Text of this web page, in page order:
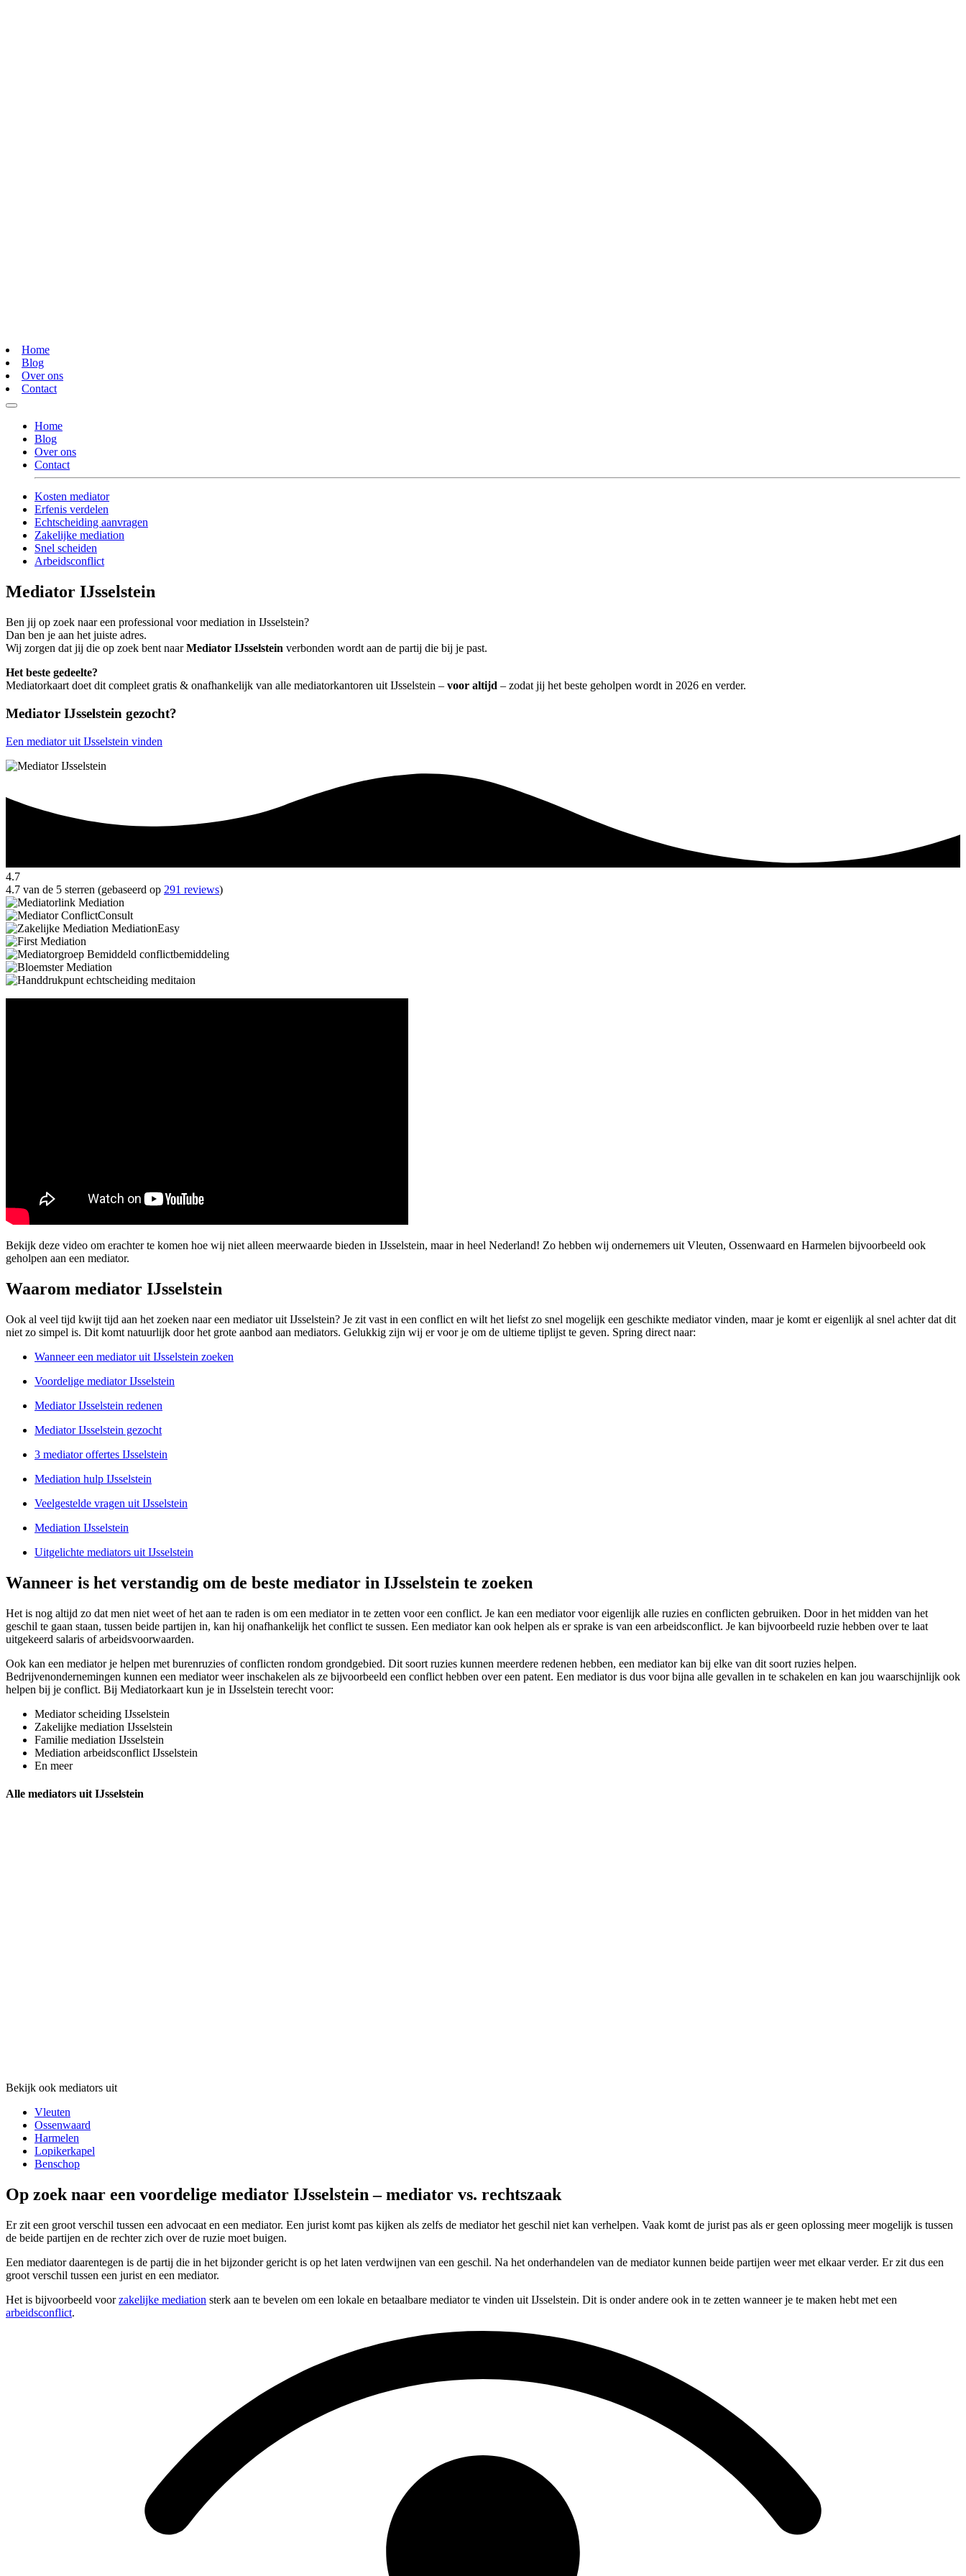
Home
Blog
Over ons
Contact
Home
Blog
Over ons
Contact
Kosten mediator
Erfenis verdelen
Echtscheiding aanvragen
Zakelijke mediation
Snel scheiden
Arbeidsconflict
Mediator IJsselstein
Ben jij op zoek naar een professional voor mediation in IJsselstein?
Dan ben je aan het juiste adres.
Wij zorgen dat jij die op zoek bent naarMediator IJsselstein verbonden wordt aan de partij die bij je past.
Het beste gedeelte?
Mediatorkaart doet dit compleet gratis & onafhankelijk van alle mediatorkantoren uit IJsselstein – voor altijd – zodat jij het beste geholpen wordt in 2026 en verder.
Mediator IJsselstein gezocht?
Een mediator uit IJsselstein vinden
4.7
4.7 van de 5 sterren (gebaseerd op 291 reviews)
Bekijk deze video om erachter te komen hoe wij niet alleen meerwaarde bieden in IJsselstein, maar in heel Nederland! Zo hebben wij ondernemers uit Vleuten, Ossenwaard en Harmelen bijvoorbeeld ook
geholpen aan een mediator.
Waarom mediator IJsselstein
Ook al veel tijd kwijt tijd aan het zoeken naar een mediator uit IJsselstein? Je zit vast in een conflict en wilt het liefst zo snel mogelijk een geschikte mediator vinden, maar je komt er eigenlijk al snel achter dat dit
niet zo simpel is. Dit komt natuurlijk door het grote aanbod aan mediators. Gelukkig zijn wij er voor je om de ultieme tiplijst te geven. Spring direct naar:
Wanneer een mediator uit IJsselstein zoeken
Voordelige mediator IJsselstein
Mediator IJsselstein redenen
Mediator IJsselstein gezocht
3 mediator offertes IJsselstein
Mediation hulp IJsselstein
Veelgestelde vragen uit IJsselstein
Mediation IJsselstein
Uitgelichte mediators uit IJsselstein
Wanneer is het verstandig om de beste mediator in IJsselstein te zoeken
Het is nog altijd zo dat men niet weet of het aan te raden is om een mediator in te zetten voor een conflict. Je kan een mediator voor eigenlijk alle ruzies en conflicten gebruiken. Door in het midden van het
geschil te gaan staan, tussen beide partijen in, kan hij onafhankelijk het conflict te sussen. Een mediator kan ook helpen als er sprake is van een arbeidsconflict. Je kan bijvoorbeeld ruzie hebben over te laat
uitgekeerd salaris of arbeidsvoorwaarden.
Ook kan een mediator je helpen met burenruzies of conflicten rondom grondgebied. Dit soort ruzies kunnen meerdere redenen hebben, een mediator kan bij elke van dit soort ruzies helpen.
Bedrijvenondernemingen kunnen een mediator weer inschakelen als ze bijvoorbeeld een conflict hebben over een patent. Een mediator is dus voor bijna alle gevallen in te schakelen en kan jou waarschijnlijk ook
helpen bij je conflict. Bij Mediatorkaart kun je in IJsselstein terecht voor:
Mediator scheiding IJsselstein
Zakelijke mediation IJsselstein
Familie mediation IJsselstein
Mediation arbeidsconflict IJsselstein
En meer
Alle mediators uit IJsselstein
Bekijk ook mediators uit
Vleuten
Ossenwaard
Harmelen
Lopikerkapel
Benschop
Op zoek naar een voordelige mediator IJsselstein – mediator vs. rechtszaak
Er zit een groot verschil tussen een advocaat en een mediator. Een jurist komt pas kijken als zelfs de mediator het geschil niet kan verhelpen. Vaak komt de jurist pas als er geen oplossing meer mogelijk is tussen
de beide partijen en de rechter zich over de ruzie moet buigen.
Een mediator daarentegen is de partij die in het bijzonder gericht is op het laten verdwijnen van een geschil. Na het onderhandelen van de mediator kunnen beide partijen weer met elkaar verder. Er zit dus een
groot verschil tussen een jurist en een mediator.
Het is bijvoorbeeld voorzakelijke mediation sterk aan te bevelen om een lokale en betaalbare mediator te vinden uit IJsselstein. Dit is onder andere ook in te zetten wanneer je te maken hebt met een
arbeidsconflict.